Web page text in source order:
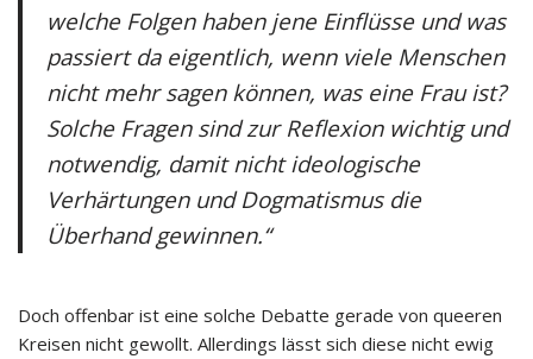
welche Folgen haben jene Einflüsse und was
passiert da eigentlich, wenn viele Menschen
nicht mehr sagen können, was eine Frau ist?
Solche Fragen sind zur Reflexion wichtig und
notwendig, damit nicht ideologische
Verhärtungen und Dogmatismus die
Überhand gewinnen.“
Doch offenbar ist eine solche Debatte gerade von queeren
Kreisen nicht gewollt. Allerdings lässt sich diese nicht ewig